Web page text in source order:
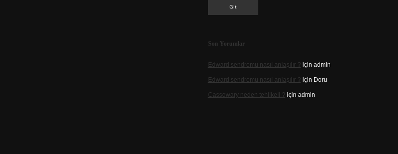
Son Yorumlar
Edward sendromu nasıl anlaşılır ? için admin
Edward sendromu nasıl anlaşılır ? için Doru
Cassowary neden tehlikeli ? için admin